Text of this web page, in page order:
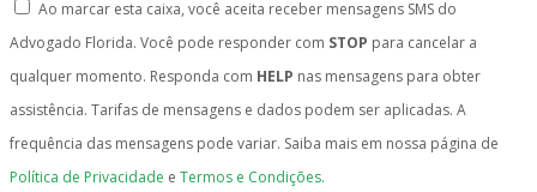
Ao marcar esta caixa, você aceita receber mensagens SMS do
Advogado Florida. Você pode responder com STOP para cancelar a
qualquer momento. Responda com HELP nas mensagens para obter
assistência. Tarifas de mensagens e dados podem ser aplicadas. A
frequência das mensagens pode variar. Saiba mais em nossa página de
Política de Privacidade e Termos e Condições.